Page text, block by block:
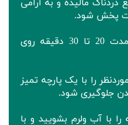
مالیده و به آرامی
پخش شود.
اجازه دهید خمیر زردچوبه به مدت 20 تا 30 دقیقه روی
را با یک پارچه تمیز
جلوگیری شود.
با آب ولرم بشویید و با